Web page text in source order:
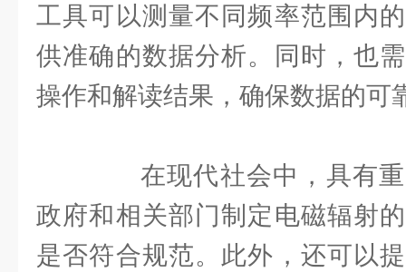
工具可以测量不同频率范围内
供准确的数据分析。同时，也
操作和解读结果，确保数据的可
在现代社会中，具有重
政府和相关部门制定电磁辐射
是否符合规范。此外，还可以